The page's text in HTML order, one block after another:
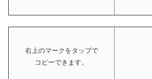
右上のマークをタップで
コピーできます。